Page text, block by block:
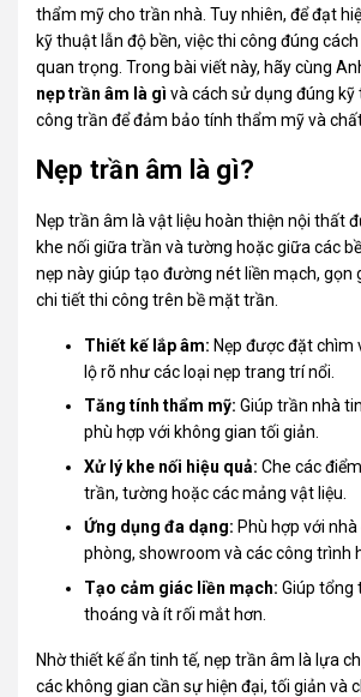
thẩm mỹ cho trần nhà. Tuy nhiên, để đạt
kỹ thuật lẫn độ bền, việc thi công đúng
quan trọng. Trong bài viết này, hãy cùng
nẹp trần âm là gìvà cách sử dụng đúng
công trần để đảm bảo tính thẩm mỹ và
Nẹp trần âm là gì?
Nẹptrần âm là vật liệu hoàn thiện nội thất
khe nối giữa trần và tường hoặc giữa các
nẹp này giúp tạo đường nét liền mạch, gọn
chi tiết thi công trên bề mặt trần.
Thiết kế lắp âm: Nẹp được đặt chìm
lộ rõ như các loại nẹp trang trí nổi.
Tăng tính thẩm mỹ: Giúp trần nhà
phù hợp với không gian tối giản.
Xử lý khe nối hiệu quả: Che các
trần, tường hoặc các mảng vật liệu.
Ứng dụng đa dạng: Phù hợp với
phòng, showroom và các công trình
Tạo cảm giác liền mạch: Giúp tổng
thoáng và ít rối mắt hơn.
Nhờ thiết kế ẩn tinh tế, nẹp trần âm là lựa
các không gian cần sự hiện đại, tối giản và